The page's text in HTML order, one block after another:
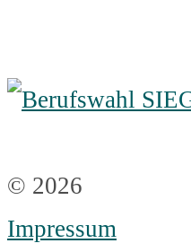
© 2026
Impressum